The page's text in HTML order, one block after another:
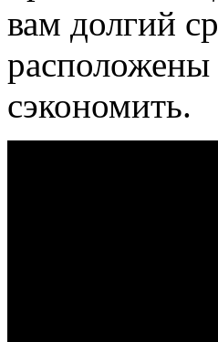
вам долгий
сэкономить.